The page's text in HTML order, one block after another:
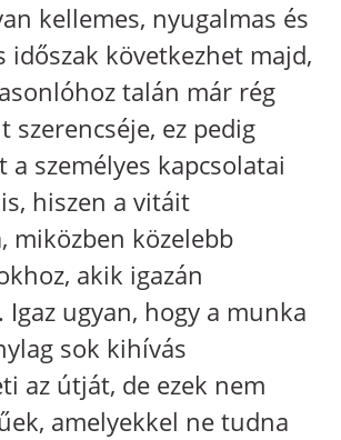
kellemes, nyugalmas és
időszak következhet majd,
talán már rég
szerencséje, ez pedig
személyes kapcsolatai
hiszen a vitáit
miközben közelebb
akik igazán
Igaz ugyan, hogy a munka
sok kihívás
az útját, de ezek nem
amelyekkel ne tudna